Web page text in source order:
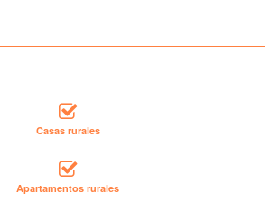
Casas rurales
Apartamentos rurales